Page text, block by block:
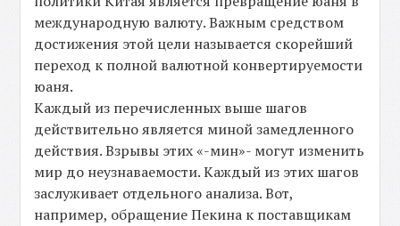
международную валюту. Важным средством
достижения этой цели называется скорейший
переход к полной валютной конвертируемости
юаня.
Каждый из перечисленных выше шагов
действительно является миной замедленного
действия. Взрывы этих «-мин»- могут изменить
мир до неузнаваемости. Каждый из этих шагов
заслуживает отдельного анализа. Вот,
например, обращение Пекина к поставщикам